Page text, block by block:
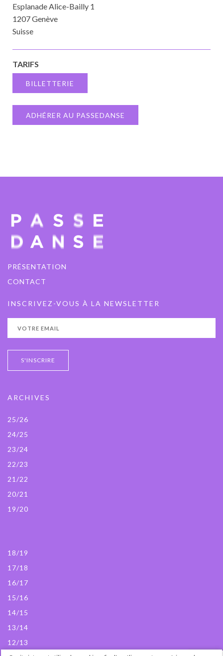
Esplanade Alice-Bailly 1
1207 Genève
Suisse
TARIFS
BILLETTERIE
ADHÉRER AU PASSEDANSE
PRÉSENTATION
CONTACT
INSCRIVEZ-VOUS À LA NEWSLETTER
ARCHIVES
25/26
24/25
23/24
22/23
21/22
20/21
19/20
18/19
17/18
16/17
15/16
14/15
13/14
12/13